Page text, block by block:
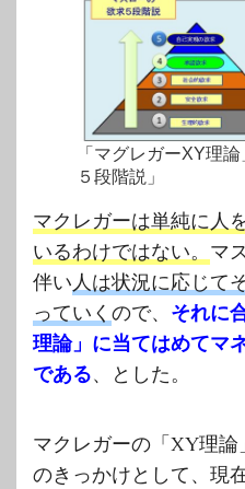
「マグレガーXY理
５段階説」
マクレガーは単純に人
いるわけではない。 マ
伴い人は状況に応じて
っていく ので、 それに
理論」に当てはめてマ
である、とした。
マクレガーの「XY理
のきっかけとして、現